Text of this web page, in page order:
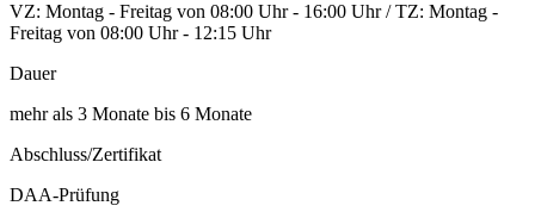
VZ: Montag - Freitag von 08:00 Uhr - 16:00 Uhr / TZ: Montag -
Freitag von 08:00 Uhr - 12:15 Uhr
Dauer
mehr als 3 Monate bis 6 Monate
Abschluss/Zertifikat
DAA-Prüfung